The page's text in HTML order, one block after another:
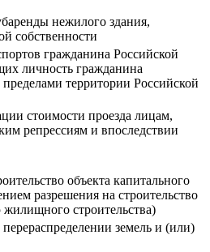
нежилого здания,
собственности
гражданина Российской
личность гражданина
территории Российской
стоимости проезда лицам,
репрессиям и впоследствии
объекта капитального
разрешения на строительство
строительства)
земель и (или)